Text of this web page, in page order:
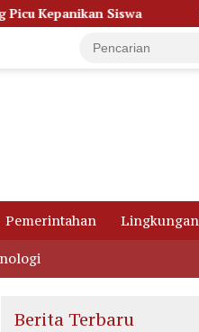
Dugaan Korupsi Dana
Pemerintahan Lingkungan
Berita Terbaru